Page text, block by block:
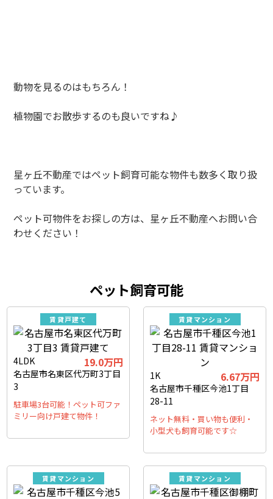
動物を見るのはもちろん！
植物園でお散歩するのも良いですね♪
星ヶ丘不動産ではペット飼育可能な物件も数多く取り扱
っています。
ペット可物件をお探しの方は、星ヶ丘不動産へお問い合
わせください！
ペット飼育可能
賃貸戸建て
4LDK 19.0万円
名古屋市名東区代万町3丁目
3
駐車場3台可能！ペット可ファ
ミリー向け戸建て物件！
賃貸マンション
1K 6.67万円
名古屋市千種区今池1丁目
28-11
ネット無料・買い物も便利・
小型犬も飼育可能です☆
賃貸マンション 賃貸マンション